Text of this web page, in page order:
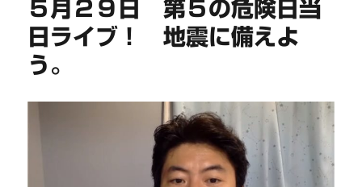
５月２９日 第５の危険日当
日ライブ！ 地震に備えよ
う。